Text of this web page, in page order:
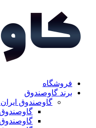
فروشگاه
برند گاوصندوق
گاوصندوق